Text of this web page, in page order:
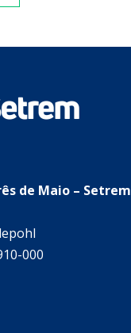
de Maio – Setrem
000